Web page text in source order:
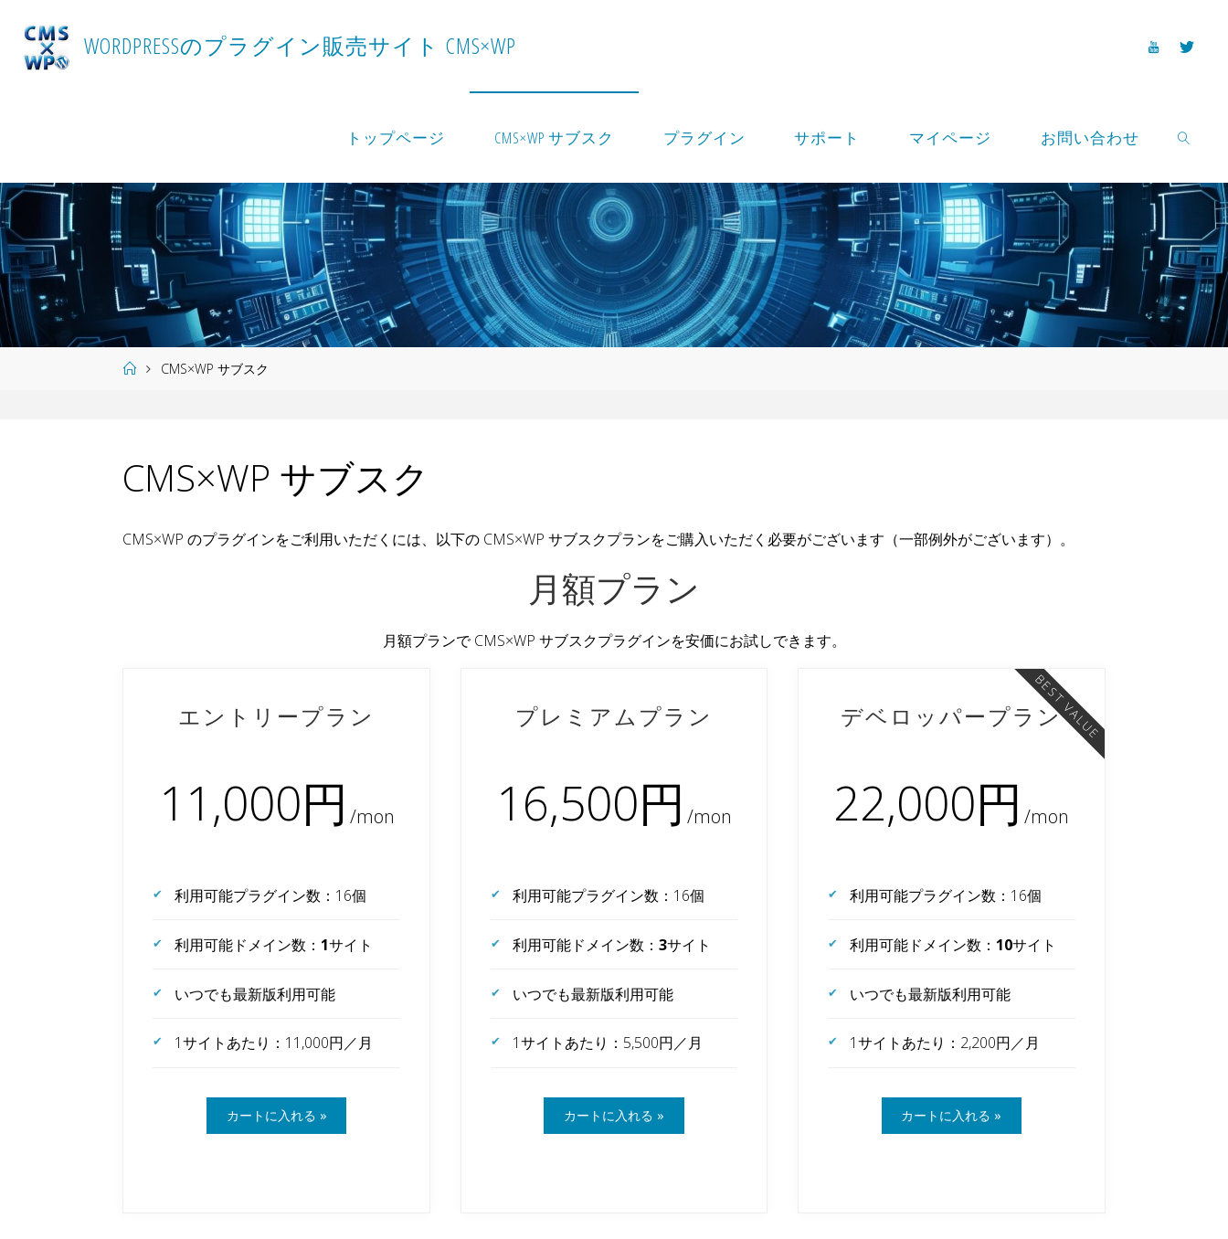
content
WORDPRESSのプラ グイ ン販売サイ ト CMS×WP
トップページ CMS×WP サブスク プラグイン サポート マイページ お問い合わせ
SEARCH
HomeCMS×WP サブスク
CMS×WP サブスク
CMS×WP のプラグインをご利用いただくには、以下の CMS×WP サブスクプランをご購入いただく必要がございます（一部例外がございます）。
月額プラン
月額プランで CMS×WP サブスクプラグインを安価にお試しできます。
エントリープラン
11,000円
利用可能プラグイン数：16個
利用可能ドメイン数： 1サイト
いつでも最新版利用可能
1サイトあたり：11,000円／月
プレミアムプラン
16,500円
利用可能プラグイン数：16個
利用可能ドメイン数： 3サイト
いつでも最新版利用可能
1サイトあたり：5,500円／月
デベロッパープラン
22,000円
BEST VALUE
利用可能プラグイン数：16個
利用可能ドメイン数： 10サイト
いつでも最新版利用可能
1サイトあたり：2,200円／月